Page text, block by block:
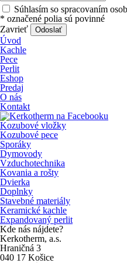
Súhlasím so spracovaním
* označené polia sú povinné
Zavrieť
Odoslať
Úvod
Kachle
Pece
Perlit
Eshop
Predaj
O nás
Kontakt
Kozubové vložky
Kozubové pece
Sporáky
Dymovody
Vzduchotechnika
Kovania a rošty
Dvierka
Doplnky
Stavebné materiály
Keramické kachle
Expandovaný perlit
Kde nás nájdete?
Kerkotherm, a.s.
Hraničná 3
040 17 Košice